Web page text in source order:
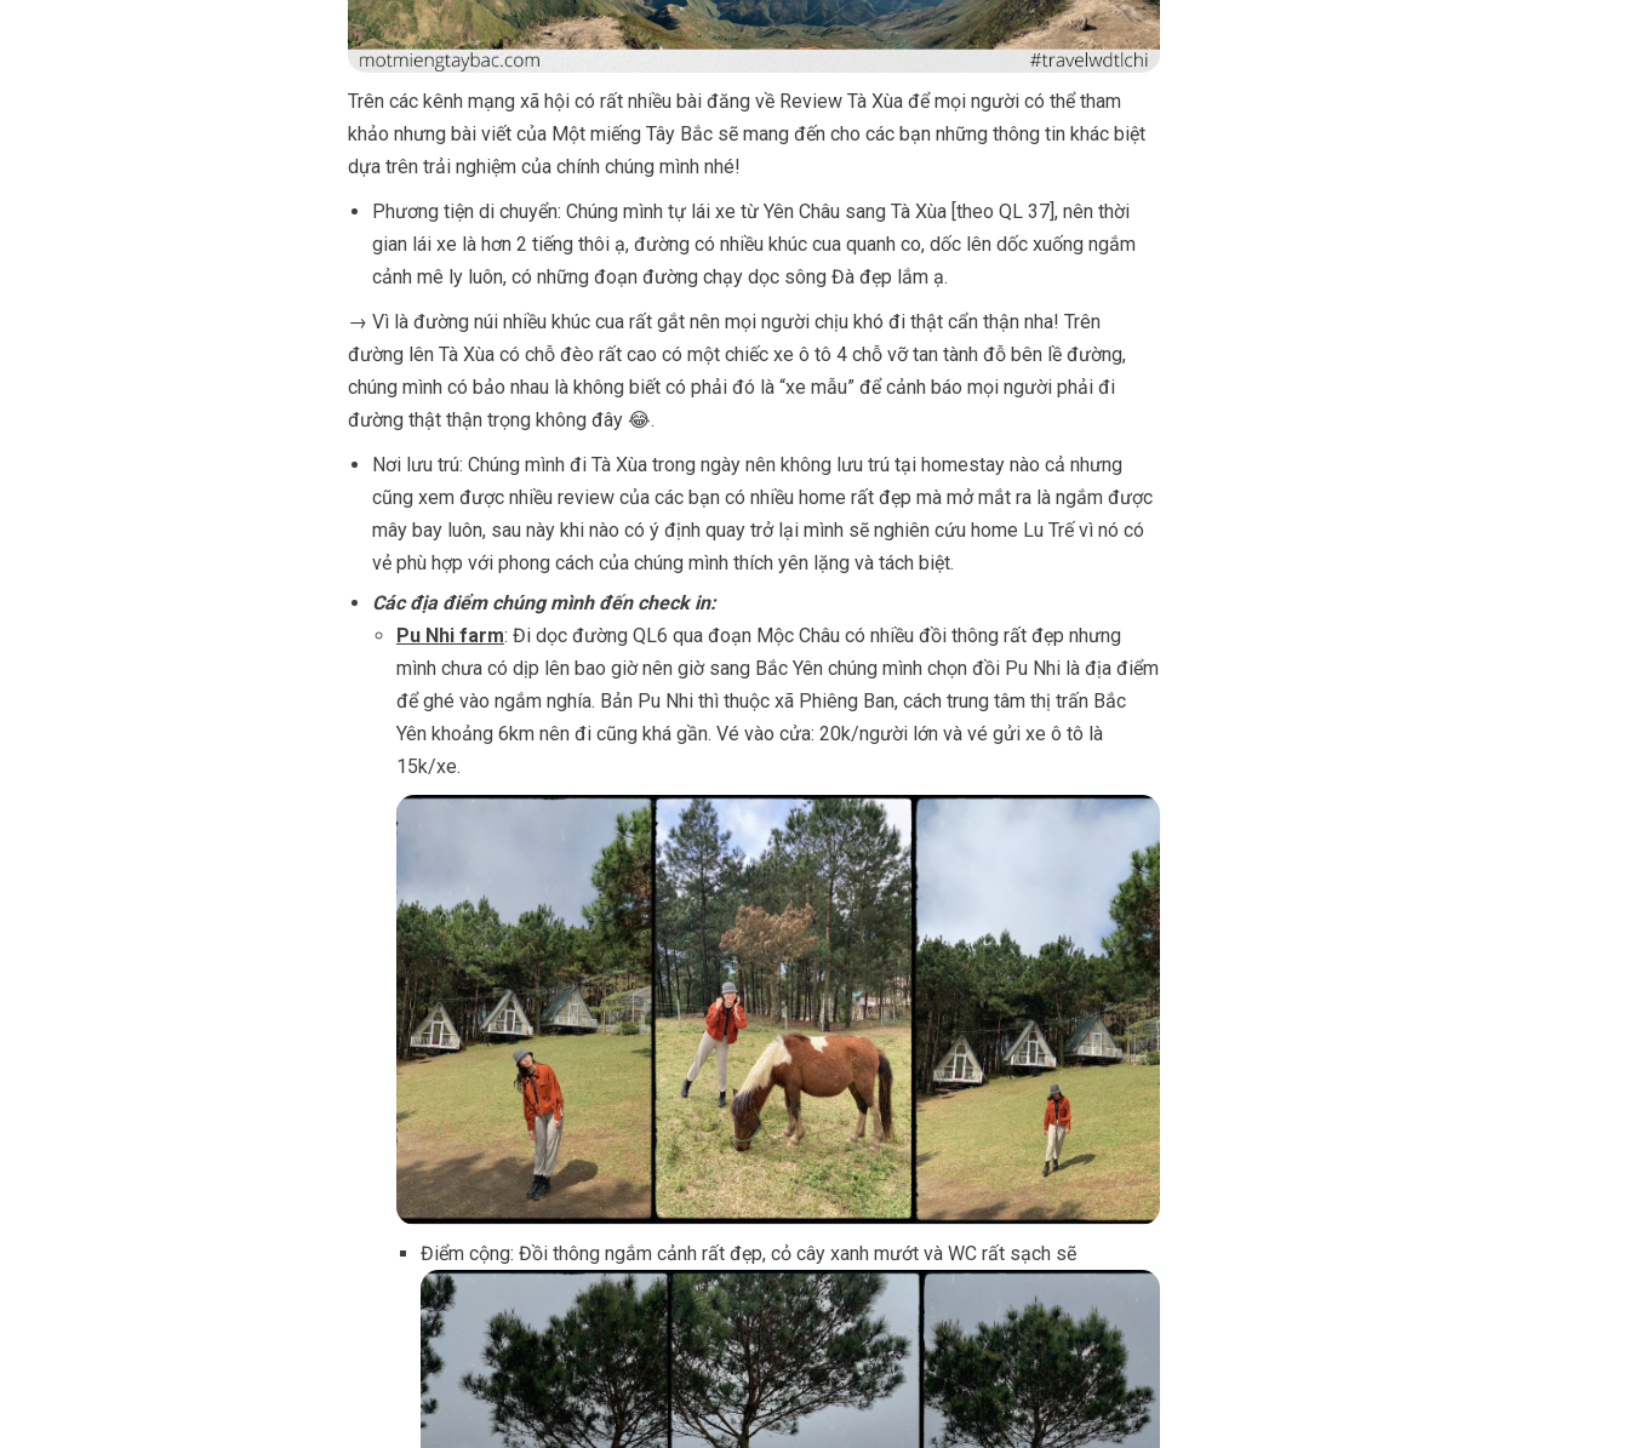
Trên các kênh mạng xã hội có rất nhiều bài đăng về Review Tà Xùa để mọi người có thể tham
khảo nhưng bài viết của Một miếng Tây Bắc sẽ mang đến cho các bạn những thông tin khác biệt
dựa trên trải nghiệm của chính chúng mình nhé!
Phương tiện di chuyển: Chúng mình tự lái xe từ Yên Châu sang Tà Xùa [theo QL 37], nên thời
gian lái xe là hơn 2 tiếng thôi ạ, đường có nhiều khúc cua quanh co, dốc lên dốc xuống ngắm
cảnh mê ly luôn, có những đoạn đường chạy dọc sông Đà đẹp lắm ạ.
→ Vì là đường núi nhiều khúc cua rất gắt nên mọi người chịu khó đi thật cẩn thận nha! Trên
đường lên Tà Xùa có chỗ đèo rất cao có một chiếc xe ô tô 4 chỗ vỡ tan tành đỗ bên lề đường,
chúng mình có bảo nhau là không biết có phải đó là “xe mẫu” để cảnh báo mọi người phải đi
đường thật thận trọng không đây 😂.
Nơi lưu trú: Chúng mình đi Tà Xùa trong ngày nên không lưu trú tại homestay nào cả nhưng
cũng xem được nhiều review của các bạn có nhiều home rất đẹp mà mở mắt ra là ngắm được
mây bay luôn, sau này khi nào có ý định quay trở lại mình sẽ nghiên cứu home Lu Trế vì nó có
vẻ phù hợp với phong cách của chúng mình thích yên lặng và tách biệt.
Các địa điểm chúng mình đến check in:
Pu Nhi farm: Đi dọc đường QL6 qua đoạn Mộc Châu có nhiều đồi thông rất đẹp nhưng
mình chưa có dịp lên bao giờ nên giờ sang Bắc Yên chúng mình chọn đồi Pu Nhi là địa điểm
để ghé vào ngắm nghía. Bản Pu Nhi thì thuộc xã Phiêng Ban, cách trung tâm thị trấn Bắc
Yên khoảng 6km nên đi cũng khá gần. Vé vào cửa: 20k/người lớn và vé gửi xe ô tô là
15k/xe.
Điểm cộng: Đồi thông ngắm cảnh rất đẹp, cỏ cây xanh mướt và WC rất sạch sẽ